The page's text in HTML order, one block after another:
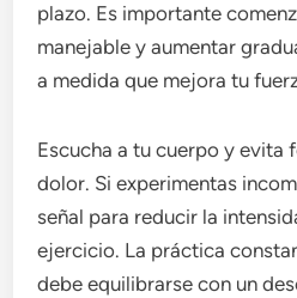
plazo. Es importante
manejable y aumentar
a medida que mejora tu
Escucha a tu cuerpo y evita
dolor. Si experimentas
señal para reducir la
ejercicio. La práctica
debe equilibrarse con un